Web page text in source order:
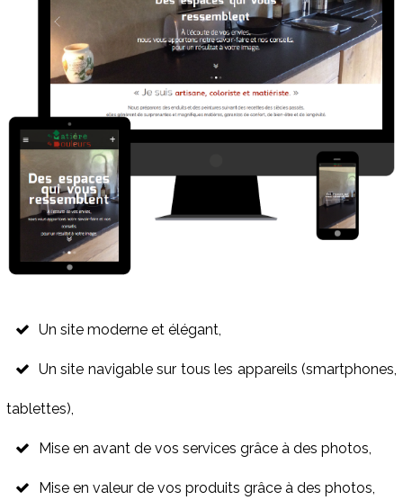
Un site moderne et élégant,
Un site navigable sur tous les appareils (smartphones,
tablettes),
Mise en avant de vos services grâce à des photos,
Mise en valeur de vos produits grâce à des photos,